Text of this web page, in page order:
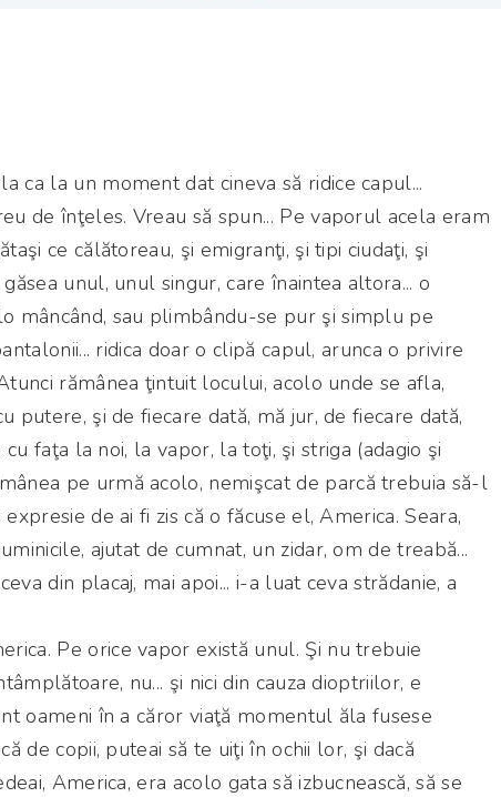
ca la un moment dat cineva să ridice capul...
de înţeles. Vreau să spun... Pe vaporul acela eram
ce călătoreau, şi emigranţi, şi tipi ciudaţi, şi
unul, unul singur, care înaintea altora... o
mâncând, sau plimbându-se pur şi simplu pe
ridica doar o clipă capul, arunca o privire
rămânea ţintuit locului, acolo unde se afla,
putere, şi de fiecare dată, mă jur, de fiecare dată,
faţa la noi, la vapor, la toţi, şi striga (adagio şi
pe urmă acolo, nemişcat de parcă trebuia să-l
de ai fi zis că o făcuse el, America. Seara,
ajutat de cumnat, un zidar, om de treabă...
din placaj, mai apoi... i-a luat ceva strădanie, a
Pe orice vapor există unul. Şi nu trebuie
nu... şi nici din cauza dioptriilor, e
oameni în a căror viaţă momentul ăla fusese
de copii, puteai să te uiţi în ochii lor, şi dacă
America, era acolo gata să izbucnească, să se